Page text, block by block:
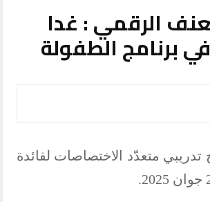
الرقمي : غدا
برنامج الطفولة
تدريبي متعدّد الاختصاصات لفائدة